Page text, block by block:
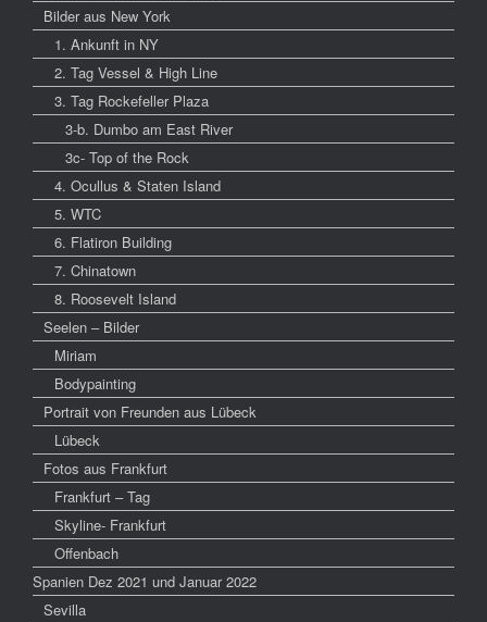
Bilder aus New York
1. Ankunft in NY
2. Tag Vessel & High Line
3. Tag Rockefeller Plaza
3-b. Dumbo am East River
3c- Top of the Rock
4. Ocullus & Staten Island
5. WTC
6. Flatiron Building
7. Chinatown
8. Roosevelt Island
Seelen – Bilder
Miriam
Bodypainting
Portrait von Freunden aus Lübeck
Lübeck
Fotos aus Frankfurt
Frankfurt – Tag
Skyline- Frankfurt
Offenbach
Spanien Dez 2021 und Januar 2022
Sevilla